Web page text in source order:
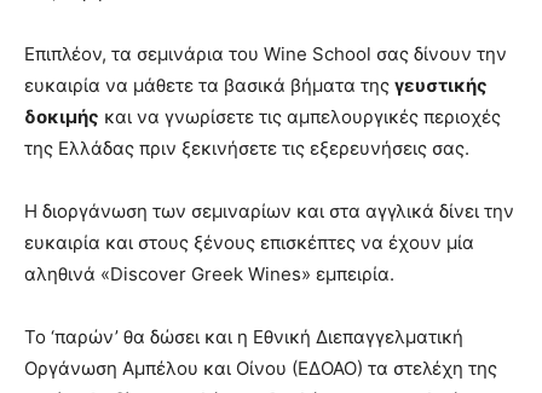
Επιπλέον, τα σεμινάρια του Wine School σας δίνουν την
ευκαιρία να μάθετε τα βασικά βήματα της γευστικής
δοκιμής και να γνωρίσετε τις αμπελουργικές περιοχές
της Ελλάδας πριν ξεκινήσετε τις εξερευνήσεις σας.
Η διοργάνωση των σεμιναρίων και στα αγγλικά δίνει την
ευκαιρία και στους ξένους επισκέπτες να έχουν μία
αληθινά «Discover Greek Wines» εμπειρία.
Το ‘παρών’ θα δώσει και η Εθνική Διεπαγγελματική
Οργάνωση Αμπέλου και Οίνου (ΕΔΟΑΟ) τα στελέχη της